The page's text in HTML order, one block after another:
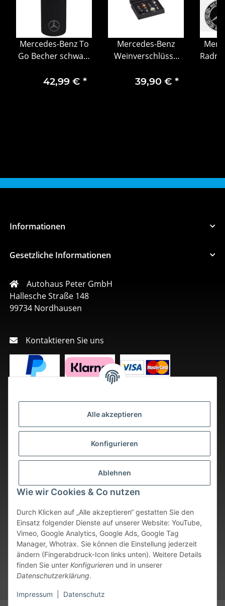
Alle akzeptieren
Konfigurieren
Ablehnen
Wie wir Cookies & Co nutzen
Durch Klicken auf „Alle akzeptieren“ gestatten Sie den
Einsatz folgender Dienste auf unserer Website: YouTube,
Vimeo, Google Analytics, Google Ads, Google Tag
Manager, Whotrax. Sie können die Einstellung jederzeit
ändern (Fingerabdruck-Icon links unten). Weitere Details
finden Sie unter Konfigurieren und in unserer
Datenschutzerklärung.
Impressum Datenschutz
Mercedes-Benz To
Go Becher schwarz
Edelstahl /
42,99 € *
Mercedes-Benz
Weinverschlüsse
39,90 € *
Informationen
Gesetzliche Informationen
Autohaus Peter GmbH
Hallesche Straße 148
99734 Nordhausen
Kontaktieren Sie uns
Vertrag widerrufen
* Alle Preise inkl. gesetzlicher USt., zzgl.Versand
verfügbaren Artikeln erfolgt der Versand innerhalb von 24